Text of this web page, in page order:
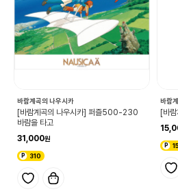
바람계곡의 나우시카
[바람계곡의 나우시카] 퍼즐500-230
바람을 타고
31,000
310
바람
[바